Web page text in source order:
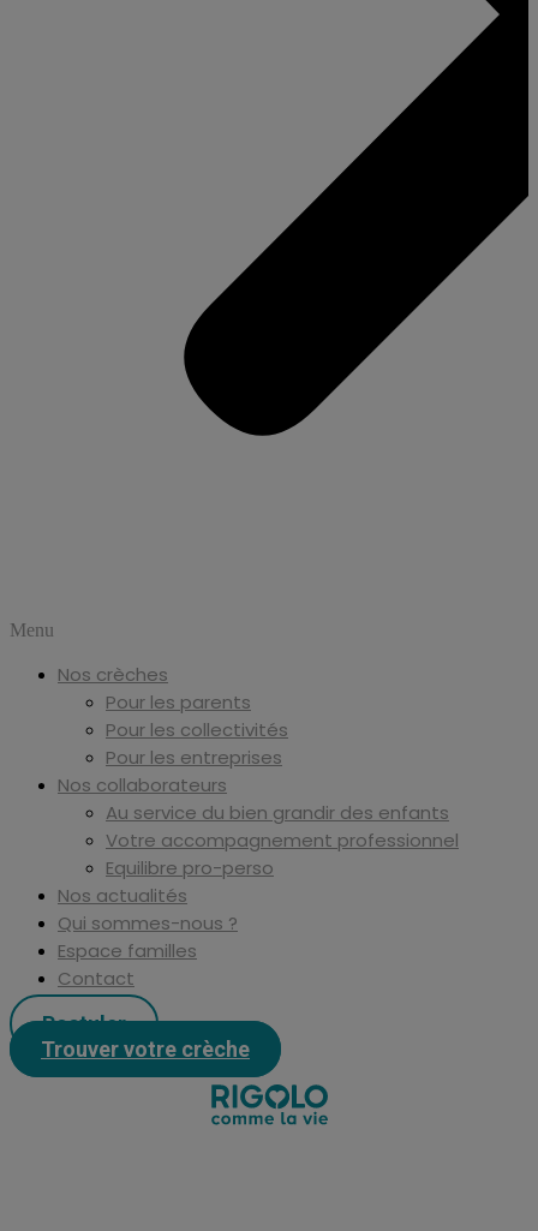
Menu
Nos crèches
Pour les parents
Pour les collectivités
Pour les entreprises
Nos collaborateurs
Au service du bien grandir des enfants
Votre accompagnement professionnel
Equilibre pro-perso
Nos actualités
Qui sommes-nous ?
Espace familles
Contact
Postuler
Trouver votre crèche